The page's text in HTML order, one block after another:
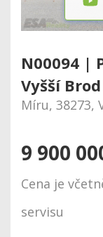
N00094 |
Vyšší Brod
Míru, 38273,
9 900
Cena je
servisu